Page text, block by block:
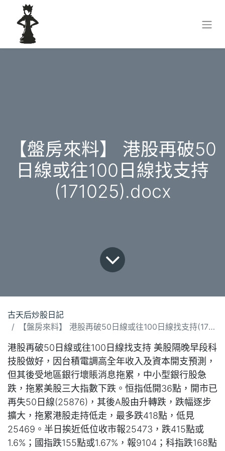
【盤房來料】 港股再破50
日線或往100日線找支持
(171025).docx
古天后炒股日記
【盤房來料】 港股再破50日線或往100日線找支持(171025).docx
港股再破50日線或往100日線找支持 美股隔晚早段科
技股做好，因台積電調高全年收入及資本開支預測，
但其後受地區銀行壞賬消息拖累，中小型銀行股急
跌，拖累美股三大指數下跌。恒指低開36點，開市已
再失50日線(25876)，其後A股由升轉跌，跌幅逐步
擴大，拖累港股走持低走，最多跌418點，低見
25469。半日挨近低位收市報25473，跌415點或
1.6%；國指跌155點或1.67%，報9104；科指跌168點